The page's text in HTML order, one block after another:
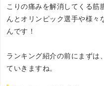
こりの痛みを解消してくる筋
んとオリンピック選手や様々
んです！
ランキング紹介の前にまずは
ていきますね。